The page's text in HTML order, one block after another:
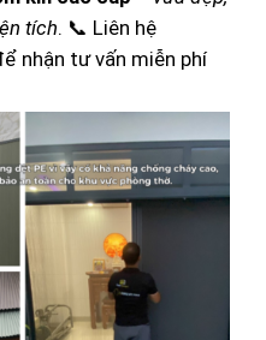
tích. 📞 Liên hệ
nhận tư vấn miễn phí